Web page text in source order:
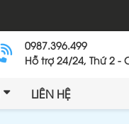
0987.396.499
Hỗ trợ 24/24, Thứ 2 -
LIÊN HỆ